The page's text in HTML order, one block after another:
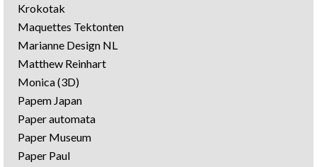
Krokotak
Maquettes Tektonten
Marianne Design NL
Matthew Reinhart
Monica (3D)
Papem Japan
Paper automata
Paper Museum
Paper Paul